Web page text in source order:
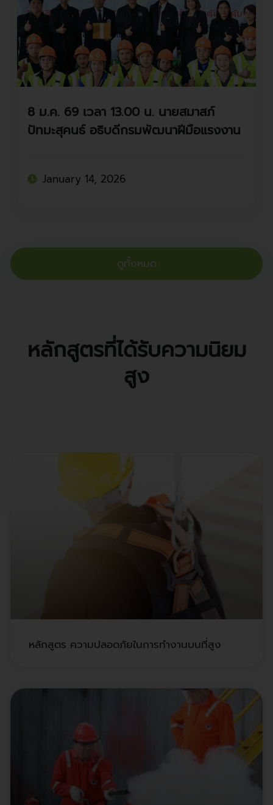
8 ม.ค. 69 เวลา 13.00 น. นายสมาสภ์
ปัทมะสุคนธ์ อธิบดีกรมพัฒนาฝีมือแรงงาน
January 14, 2026
ดูทั้งหมด
หลักสูตรที่ได้รับความนิยม
สูง
หลักสูตร ความปลอดภัยในการทำงานบนที่สูง